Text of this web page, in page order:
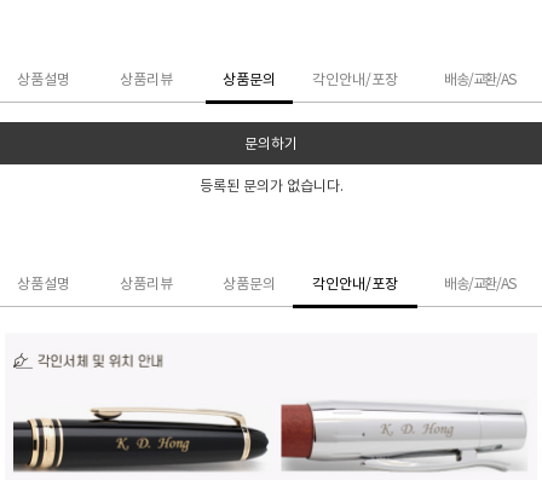
상품설명 상품리뷰 상품문의 각인안내/포장 배송/교환/AS
문의하기
등록된 문의가 없습니다.
상품설명 상품리뷰 상품문의 각인안내/포장 배송/교환/AS